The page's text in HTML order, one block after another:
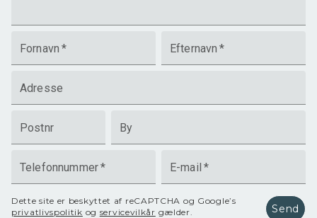
Fornavn * Efternavn *
Adresse
Postnr By
Telefonnummer* E-mail *
Dette site er beskyttet af reCAPTCHA og Google’s
privatlivspolitik og servicevilkår gælder. Send